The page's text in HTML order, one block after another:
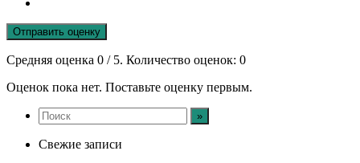
Отправить оценку
Средняя оценка 0 / 5. Количество оценок: 0
Оценок пока нет. Поставьте оценку первым.
Свежие записи